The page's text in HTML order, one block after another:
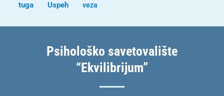
tuga Uspeh veza
Psihološko savetovalište
“Ekvilibrijum”